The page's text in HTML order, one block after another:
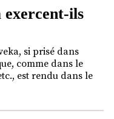
ils
si prisé dans
comme dans le
est rendu dans le